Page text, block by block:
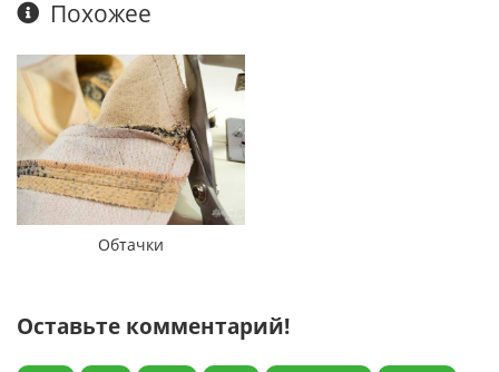
Похожее
Обтачки
Оставьте комментарий!